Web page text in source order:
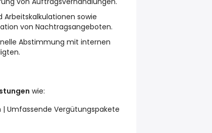
sowie
von Nachtragsangeboten.
Abstimmung mit internen
wie:
| Umfassende Vergütungspakete